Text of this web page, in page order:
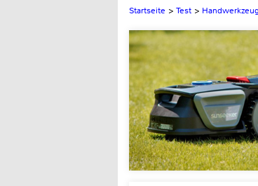
Startseite > Test >